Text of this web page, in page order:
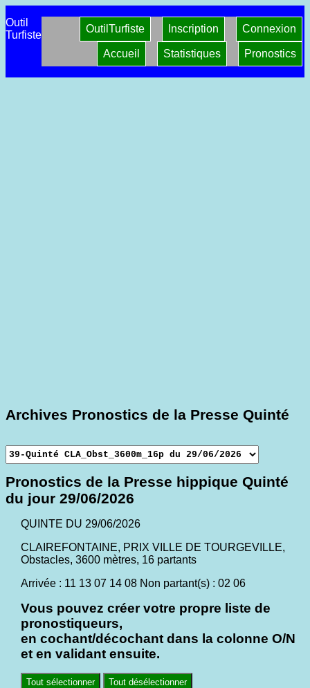
Outil
Turfiste
Connexion
Inscription
OutilTurfiste
Pronostics
Statistiques
Accueil
Archives Pronostics de la Presse Quinté
Pronostics de la Presse hippique Quinté
du jour 29/06/2026
QUINTE DU 29/06/2026
CLAIREFONTAINE, PRIX VILLE DE TOURGEVILLE,
Obstacles, 3600 mètres, 16 partants
Arrivée : 11 13 07 14 08 Non partant(s) : 02 06
Vous pouvez créer votre propre liste de
pronostiqueurs,
en cochant/décochant dans la colonne O/N
et en validant ensuite.
Tout sélectionner Tout désélectionner